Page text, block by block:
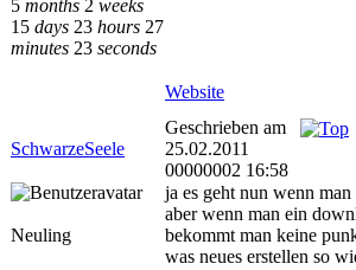
5 months 2 weeks
15 days 23 hours 27
minutes 23 seconds
Website
SchwarzeSeele
Geschrieben am
25.02.2011
00000002 16:58
Neuling
ja es geht nun wenn
aber wenn man ein
bekommt man keine
was neues erstellen so